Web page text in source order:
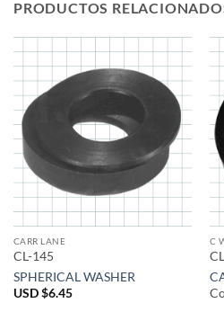
PRODUCTOS
CARR LANE
CL-145
SPHERICAL WASHER
USD $6.45
C